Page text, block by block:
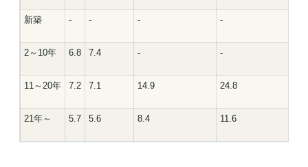
新築 - - - -
2～10年 6.8 7.4 - -
11～20年 7.2 7.1 14.9 24.8
21年～ 5.7 5.6 8.4 11.6